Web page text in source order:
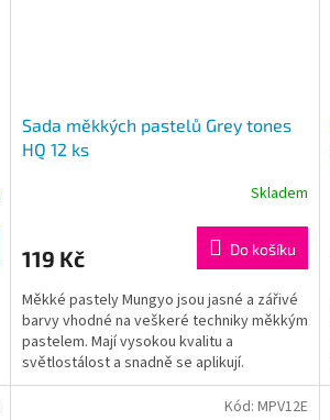
Sada měkkých pastelů Grey tones
HQ 12 ks
Skladem
119 Kč Do košíku
Měkké pastely Mungyo jsou jasné a zářivé
barvy vhodné na veškeré techniky měkkým
pastelem. Mají vysokou kvalitu a
světlostálost a snadně se aplikují.
Kód: MPV12E